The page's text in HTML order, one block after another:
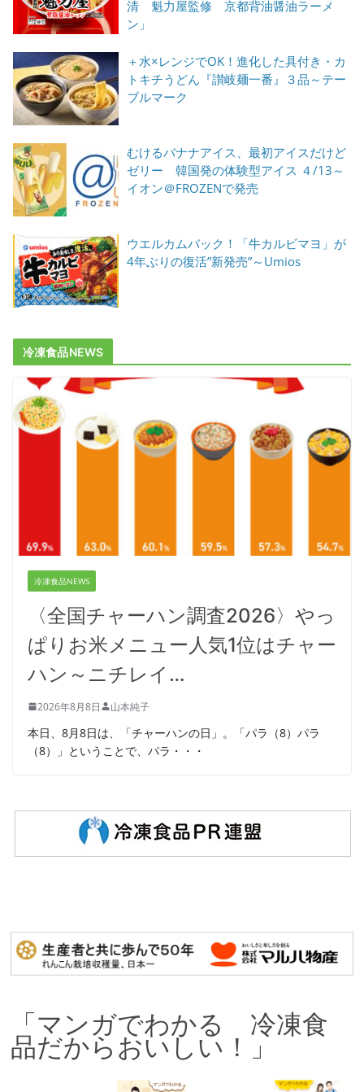
清 魁力屋監修 京都背油醤油ラーメ
ン」
＋水×レンジでOK！進化した具付き・カ
トキチうどん『讃岐麺一番』３品～テー
ブルマーク
むけるバナナアイス、最初アイスだけど
ゼリー 韓国発の体験型アイス ４/13～
イオン＠FROZENで発売
ウエルカムバック！「牛カルビマヨ」が
4年ぶりの復活”新発売”～Umios
冷凍食品NEWS
冷凍食品NEWS
〈全国チャーハン調査2026〉やっ
ぱりお米メニュー人気1位はチャー
ハン～ニチレイ…
2026年8月8日 山本純子
本日、8月8日は、「チャーハンの日」。「パラ（8）パラ
（8）」ということで、パラ・・・
「マンガでわかる 冷凍食
品だからおいしい！」